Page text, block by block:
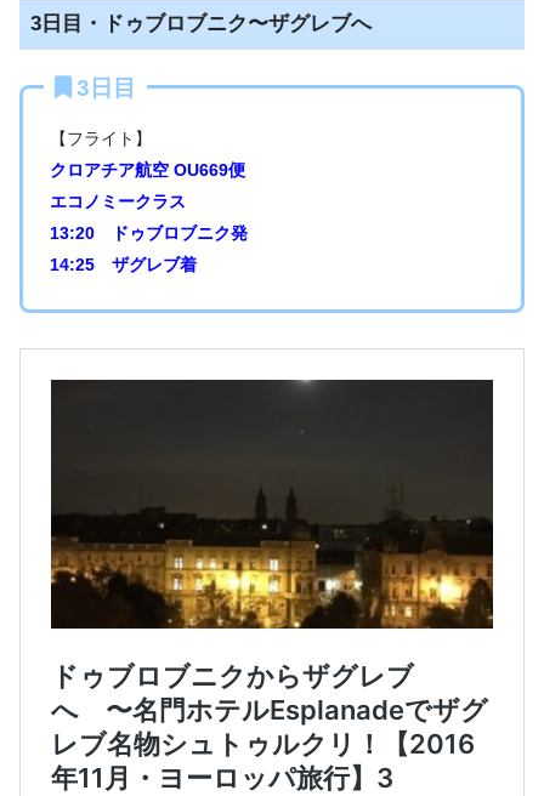
3日目・ドゥブロブニク〜ザグレブへ
3日目
【フライト】
クロアチア航空 OU669便
エコノミークラス
13:20 ドゥブロブニク発
14:25 ザグレブ着